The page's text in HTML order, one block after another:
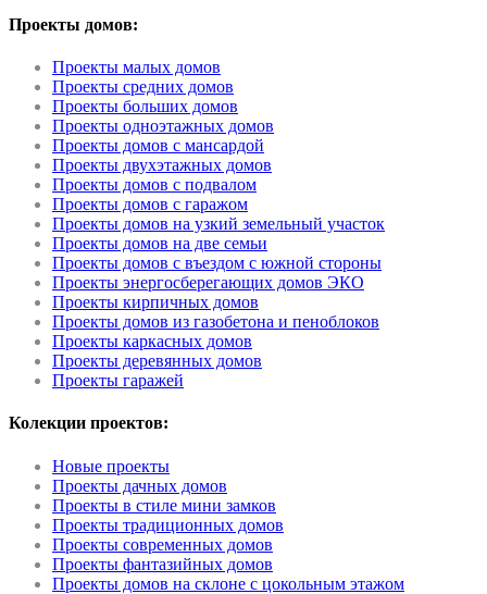
Проекты домов:
Проекты малых домов
Проекты средних домов
Проекты больших домов
Проекты одноэтажных домов
Проекты домов с мансардой
Проекты двухэтажных домов
Проекты домов с подвалом
Проекты домов с гаражом
Проекты домов на узкий земельный участок
Проекты домов на две семьи
Проекты домов с въездом с южной стороны
Проекты энергосберегающих домов ЭКО
Проекты кирпичных домов
Проекты домов из газобетона и пеноблоков
Проекты каркасных домов
Проекты деревянных домов
Проекты гаражей
Колекции проектов:
Новые проекты
Проекты дачных домов
Проекты в стиле мини замков
Проекты традиционных домов
Проекты современных домов
Проекты фантазийных домов
Проекты домов на склоне с цокольным этажом